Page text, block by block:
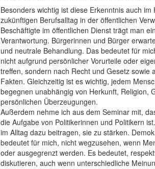
Besonders wichtig ist diese Erkenntnis auch im
zukünftigen Berufsalltag in der öffentlichen
Beschäftigte im öffentlichen Dienst trägt man
Verantwortung. Bürgerinnen und Bürger
und neutrale Behandlung. Das bedeutet für
nicht aufgrund persönlicher Vorurteile oder
treffen, sondern nach Recht und Gesetz sowie
Fakten. Gleichzeitig ist es wichtig, jedem
begegnen unabhängig von Herkunft, Religion,
persönlichen Überzeugungen.
Außerdem nehme ich aus dem Seminar mit,
die Aufgabe von Politikerinnen und Politikern
im Alltag dazu beitragen, sie zu stärken.
bedeutet für mich, nicht wegzusehen, wenn
oder ausgegrenzt werden. Es bedeutet,
diskutieren, auch wenn unterschiedliche